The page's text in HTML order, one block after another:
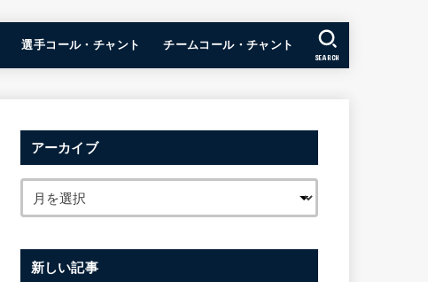
選手コール・チャント チームコール・チャント
SEARCH
アーカイブ
新しい記事